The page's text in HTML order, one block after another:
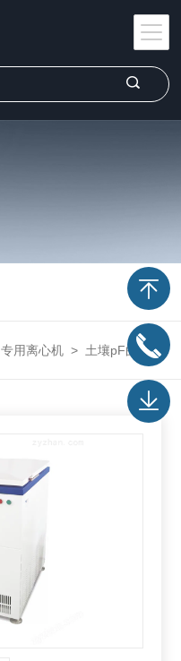
专用离心机 > 土壤pF曲线离心机